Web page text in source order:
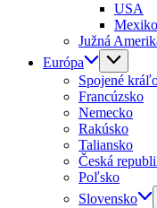
USA
Mexiko
Južná
Európa
Spojené
Francúzsko
Nemecko
Rakúsko
Taliansko
Česká
Poľsko
Slovensko